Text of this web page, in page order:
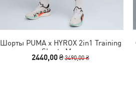
Шорты PUMA x HYROX 2in1 Training
Shorts Men
2440,00 ₴3490,00 ₴